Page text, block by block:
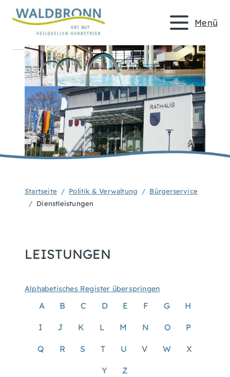
Menü
Startseite Politik & Verwaltung
Bürgerservice
Dienstleistungen
LEISTUNGEN
Alphabetisches Register überspringen
A B C D E F G H
I J K L M N O P
Q R S T U V W X
Y Z